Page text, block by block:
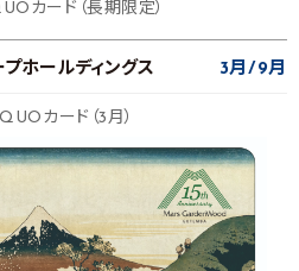
カード（長期限定）
プホールディングス 3月 9月
カード（3月）